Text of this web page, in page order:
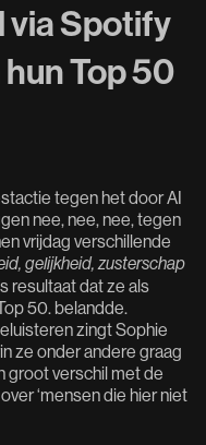
via Spotify
Top 50
tegen het door AI
nee, nee, nee, tegen
vrijdag verschillende
gelijkheid, zusterschap
resultaat dat ze als
50. belandde.
zingt Sophie
ze onder andere graag
groot verschil met de
‘mensen die hier niet